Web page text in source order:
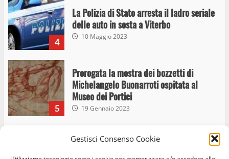
Gestisci Consenso Cookie
4
La Polizia di Stato arresta il ladro seriale
delle auto in sosta a Viterbo
10 Maggio 2023
5
Prorogata la mostra dei bozzetti di
Michelangelo Buonarroti ospitata al
Museo dei Portici
19 Gennaio 2023
Trasporto pubblico locale, trasferimento